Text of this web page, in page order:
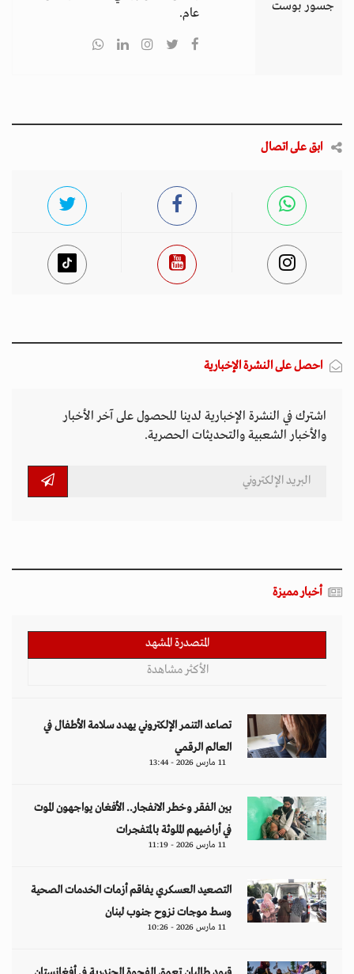
جسور بوست
عام.
ابق على اتصال
احصل على النشرة الإخبارية
اشترك في النشرة الإخبارية لدينا للحصول على آخر الأخبار
والأخبار الشعبية والتحديثات الحصرية.
أخبار مميزة
المتصدرة المشهد
الأكثر مشاهدة
تصاعد التنمر الإلكتروني يهدد سلامة الأطفال في
العالم الرقمي
11 مارس 2026 - 13:44
بين الفقر وخطر الانفجار.. الأفغان يواجهون الموت
في أراضيهم الملوثة بالمتفجرات
11 مارس 2026 - 11:19
التصعيد العسكري يفاقم أزمات الخدمات الصحية
وسط موجات نزوح جنوب لبنان
11 مارس 2026 - 10:26